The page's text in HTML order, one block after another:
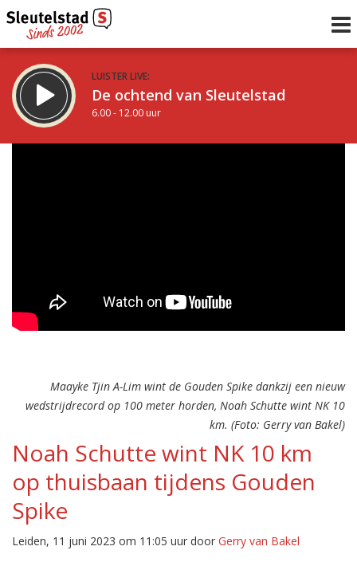
LUISTER LIVE:
De ochtend van Sleutelstad
6.00 - 12.00 uur
Maayke Tjin A-Lim wint de Gouden Spike dankzij een nieuw
wedstrijdrecord op 100 meter horden, Noah Schutte wint NK 10
km. (Foto: Gerry van Bakel)
Noah Schutte wint NK 10 km
op thuisbaan tijdens Gouden
Spike
Leiden, 11 juni 2023 om 11:05 uur door Gerry van Bakel